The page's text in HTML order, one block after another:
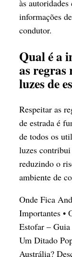
às
informações
condutor.
Qual é a
as regras
luzes de
Respeitar as
de estrada é
de todos os
luzes
reduzindo o
ambiente de
Onde Fica
Importantes •
Estofar –
Um Ditado
Austrália?